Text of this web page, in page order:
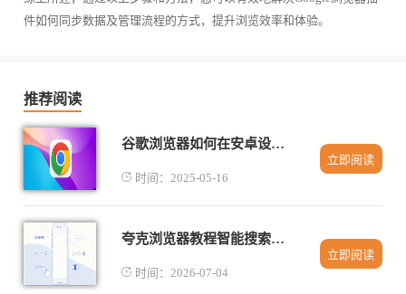
件如何同步数据及管理流程的方式，提升浏览效率和体验。
推荐阅读
谷歌浏览器如何在安卓设备上提高浏览速度
时间：2025-05-16
立即阅读
夸克浏览器教程智能搜索体验解析方法
时间：2026-07-04
立即阅读